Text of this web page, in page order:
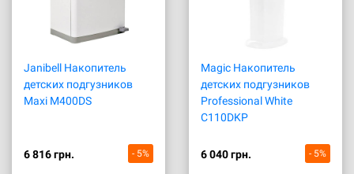
Janibell Накопитель
детских подгузников
Maxi M400DS
6 816 грн. - 5%
Magic Накопитель
детских подгузников
Professional White
C110DKP
6 040 грн. - 5%